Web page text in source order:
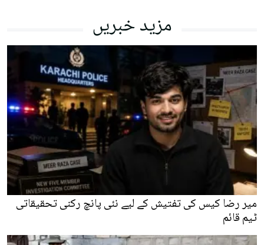
مزید خبریں
میر رضا کیس کی تفتیش کے لیے نئی پانچ رکنی تحقیقاتی
ٹیم قائم